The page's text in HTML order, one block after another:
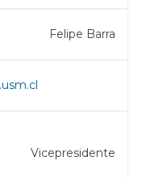
Felipe Barra
Vicepresidente